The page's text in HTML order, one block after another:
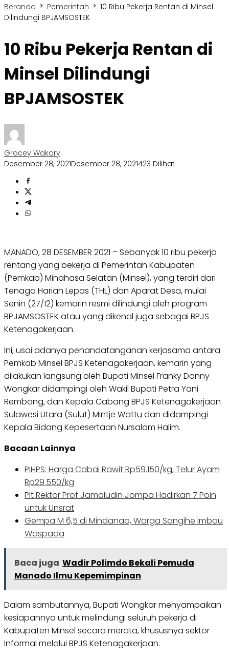
Beranda Pemerintah
10 Ribu Pekerja Rentan di Minsel
Dilindungi BPJAMSOSTEK
10 Ribu Pekerja Rentan di
Minsel Dilindungi
BPJAMSOSTEK
Gracey Wakary
Desember 28, 2021Desember 28, 2021423 Dilihat
MANADO, 28 DESEMBER 2021 – Sebanyak 10 ribu pekerja
rentang yang bekerja di Pemerintah Kabupaten
(Pemkab) Minahasa Selatan (Minsel), yang terdiri dari
Tenaga Harian Lepas (THL) dan Aparat Desa, mulai
Senin (27/12) kemarin resmi dilindungi oleh program
BPJAMSOSTEK atau yang dikenal juga sebagai BPJS
Ketenagakerjaan.
Ini, usai adanya penandatanganan kerjasama antara
Pemkab Minsel BPJS Ketenagakerjaan, kemarin yang
dilakukan langsung oleh Bupati Minsel Franky Donny
Wongkar didampingi oleh Wakil Bupati Petra Yani
Rembang, dan Kepala Cabang BPJS Ketenagakerjaan
Sulawesi Utara (Sulut) Mintje Wattu dan didampingi
Kepala Bidang Kepesertaan Nursalam Halim.
Bacaan Lainnya
PIHPS: Harga Cabai Rawit Rp59.150/kg, Telur Ayam
Rp29.550/kg
Plt Rektor Prof Jamaludin Jompa Hadirkan 7 Poin
untuk Unsrat
Gempa M 6,5 di Mindanao, Warga Sangihe Imbau
Waspada
Baca juga Wadir Polimdo Bekali Pemuda
Manado Ilmu Kepemimpinan
Dalam sambutannya, Bupati Wongkar menyampaikan
kesiapannya untuk melindungi seluruh pekerja di
Kabupaten Minsel secara merata, khususnya sektor
Informal melalui BPJS Ketenagakerjaan.